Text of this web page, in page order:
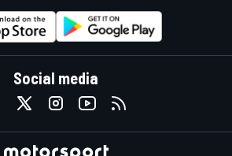
Social media